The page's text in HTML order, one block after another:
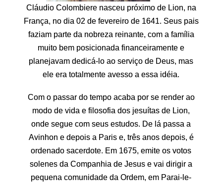
Cláudio Colombiere nasceu próximo de Lion, na
França, no dia 02 de fevereiro de 1641. Seus pais
faziam parte da nobreza reinante, com a família
muito bem posicionada financeiramente e
planejavam dedicá-lo ao serviço de Deus, mas
ele era totalmente avesso a essa idéia.
Com o passar do tempo acaba por se render ao
modo de vida e filosofia dos jesuítas de Lion,
onde segue com seus estudos. De lá passa a
Avinhon e depois a Paris e, três anos depois, é
ordenado sacerdote. Em 1675, emite os votos
solenes da Companhia de Jesus e vai dirigir a
pequena comunidade da Ordem, em Parai-le-